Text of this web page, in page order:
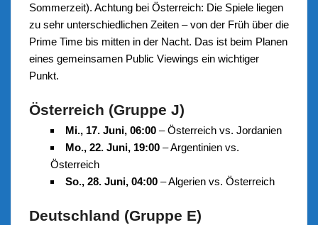
Sommerzeit). Achtung bei Österreich: Die Spiele liegen
zu sehr unterschiedlichen Zeiten – von der Früh über die
Prime Time bis mitten in der Nacht. Das ist beim Planen
eines gemeinsamen Public Viewings ein wichtiger
Punkt.
Österreich (Gruppe J)
Mi., 17. Juni, 06:00 – Österreich vs. Jordanien
Mo., 22. Juni, 19:00 – Argentinien vs.
Österreich
So., 28. Juni, 04:00 – Algerien vs. Österreich
Deutschland (Gruppe E)